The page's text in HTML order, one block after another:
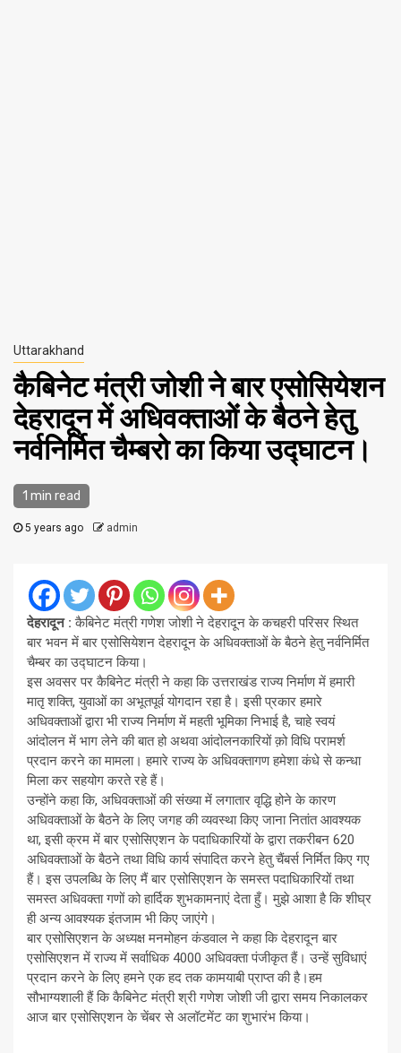
Uttarakhand
कैबिनेट मंत्री जोशी ने बार एसोसियेशन
देहरादून में अधिवक्ताओं के बैठने हेतु
नर्वनिर्मित चैम्बरो का किया उद्घाटन।
1 min read
5 years ago admin
देहरादून : कैबिनेट मंत्री गणेश जोशी ने देहरादून के कचहरी परिसर स्थित
बार भवन में बार एसोसियेशन देहरादून के अधिवक्ताओं के बैठने हेतु नर्वनिर्मित
चैम्बर का उद्घाटन किया।
इस अवसर पर कैबिनेट मंत्री ने कहा कि उत्तराखंड राज्य निर्माण में हमारी
मातृ शक्ति, युवाओं का अभूतपूर्व योगदान रहा है। इसी प्रकार हमारे
अधिवक्ताओं द्वारा भी राज्य निर्माण में महती भूमिका निभाई है, चाहे स्वयं
आंदोलन में भाग लेने की बात हो अथवा आंदोलनकारियों क़ो विधि परामर्श
प्रदान करने का मामला। हमारे राज्य के अधिवक्तागण हमेशा कंधे से कन्धा
मिला कर सहयोग करते रहे हैं।
उन्होंने कहा कि, अधिवक्ताओं की संख्या में लगातार वृद्धि होने के कारण
अधिवक्ताओं के बैठने के लिए जगह की व्यवस्था किए जाना नितांत आवश्यक
था, इसी क्रम में बार एसोसिएशन के पदाधिकारियों के द्वारा तकरीबन 620
अधिवक्ताओं के बैठने तथा विधि कार्य संपादित करने हेतु चैंबर्स निर्मित किए गए
हैं। इस उपलब्धि के लिए मैं बार एसोसिएशन के समस्त पदाधिकारियों तथा
समस्त अधिवक्ता गणों को हार्दिक शुभकामनाएं देता हुँ। मुझे आशा है कि शीघ्र
ही अन्य आवश्यक इंतजाम भी किए जाएंगे।
बार एसोसिएशन के अध्यक्ष मनमोहन कंडवाल ने कहा कि देहरादून बार
एसोसिएशन में राज्य में सर्वाधिक 4000 अधिवक्ता पंजीकृत हैं। उन्हें सुविधाएं
प्रदान करने के लिए हमने एक हद तक कामयाबी प्राप्त की है।हम
सौभाग्यशाली हैं कि कैबिनेट मंत्री श्री गणेश जोशी जी द्वारा समय निकालकर
आज बार एसोसिएशन के चेंबर से अलॉटमेंट का शुभारंभ किया।